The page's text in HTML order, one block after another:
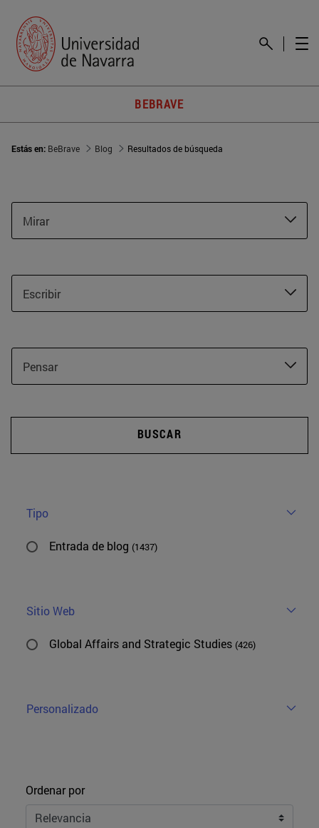
BEBRAVE
Estás en: BeBrave Blog Resultados de búsqueda
Mirar
Escribir
Pensar
BUSCAR
Tipo
Entrada de blog (1437)
Sitio Web
Global Affairs and Strategic Studies (426)
Personalizado
Ordenar
Ordenar por